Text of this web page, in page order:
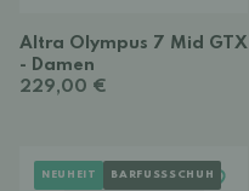
Altra Olympus 7 Mid GTX
- Damen
229,00 €
NEUHEIT BARFUSSSCHUH